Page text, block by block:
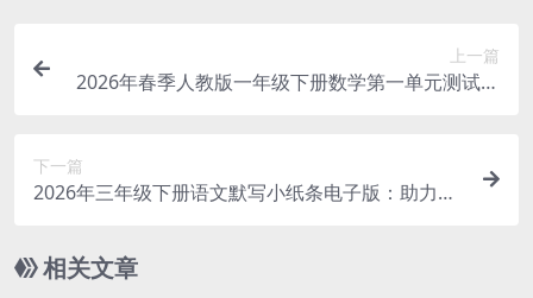
上一篇
2026年春季人教版一年级下册数学第一单元测试卷
下一篇
2026年三年级下册语文默写小纸条电子版：助力小
相关文章